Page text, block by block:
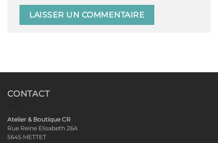
CONTACT
Atelier & Boutique CR
Rue Reine Elisabeth 26A
5645 METTET